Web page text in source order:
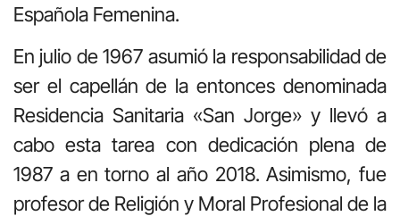
Española Femenina.
En julio de 1967 asumió la responsabilidad de
ser el capellán de la entonces denominada
Residencia Sanitaria «San Jorge» y llevó a
cabo esta tarea con dedicación plena de
1987 a en torno al año 2018. Asimismo, fue
profesor de Religión y Moral Profesional de la